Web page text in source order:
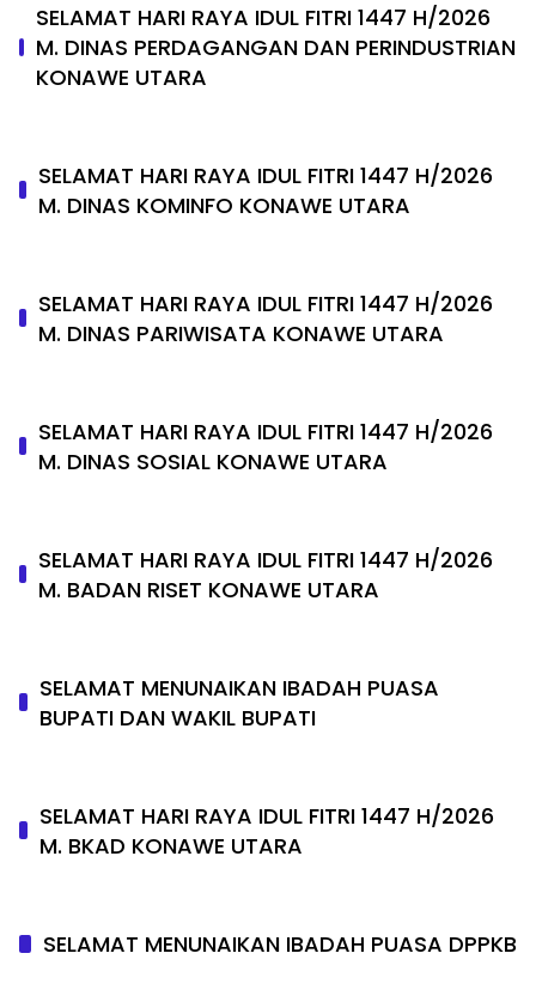
SELAMAT HARI RAYA IDUL FITRI 1447 H/2026
M. DINAS PERDAGANGAN DAN PERINDUSTRIAN
KONAWE UTARA
SELAMAT HARI RAYA IDUL FITRI 1447 H/2026
M. DINAS KOMINFO KONAWE UTARA
SELAMAT HARI RAYA IDUL FITRI 1447 H/2026
M. DINAS PARIWISATA KONAWE UTARA
SELAMAT HARI RAYA IDUL FITRI 1447 H/2026
M. DINAS SOSIAL KONAWE UTARA
SELAMAT HARI RAYA IDUL FITRI 1447 H/2026
M. BADAN RISET KONAWE UTARA
SELAMAT MENUNAIKAN IBADAH PUASA
BUPATI DAN WAKIL BUPATI
SELAMAT HARI RAYA IDUL FITRI 1447 H/2026
M. BKAD KONAWE UTARA
SELAMAT MENUNAIKAN IBADAH PUASA DPPKB